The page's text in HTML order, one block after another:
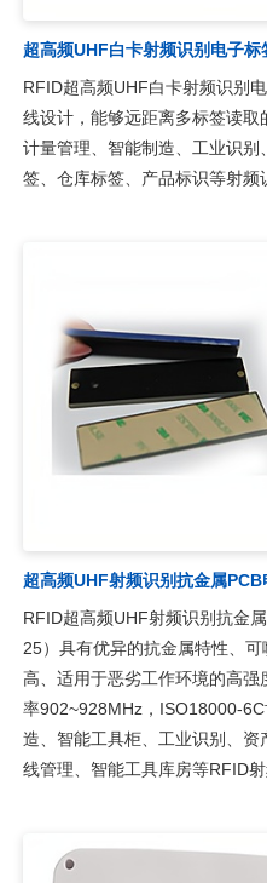
超高频UHF白卡射频识别电子标
RFID超高频UHF白卡射频识别
线设计，能够远距离多标签读取
计量管理、智能制造、工业识
签、仓库标签、产品标识等射频
超高频UHF射频识别抗金属
RFID超高频UHF射频识别抗金
25）具有优异的抗金属特性、
高、适用于恶劣工作环境的高
率902~928MHz，ISO18000-
造、智能工具柜、工业识别、
线管理、智能工具库房等RFID